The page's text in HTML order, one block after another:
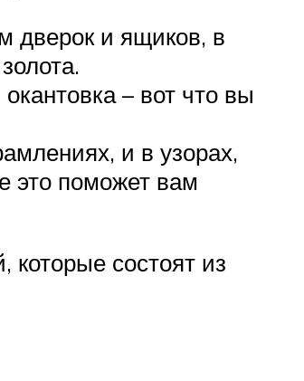
дверок и ящиков, в
– вот что вы
и в узорах,
это поможет вам
состоят из